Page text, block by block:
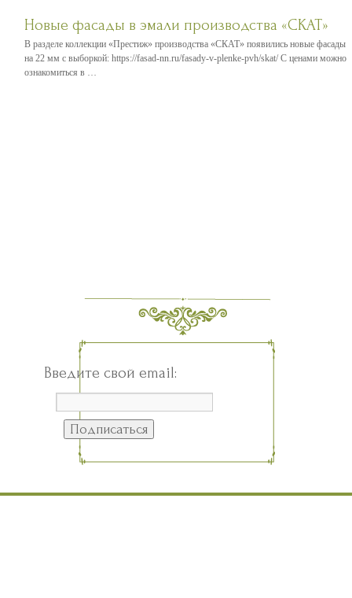
Новые фасады в эмали производства «СКАТ»
В разделе коллекции «Престиж» производства «СКАТ» появились новые фасады
на 22 мм с выборкой: https://fasad-nn.ru/fasady-v-plenke-pvh/skat/ С ценами можно
ознакомиться в …
Введите свой email: